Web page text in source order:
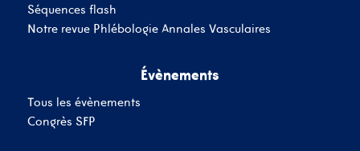
Séquences flash
Notre revue Phlébologie Annales Vasculaires
Évènements
Tous les évènements
Congrès SFP
Inscrivez-Vous